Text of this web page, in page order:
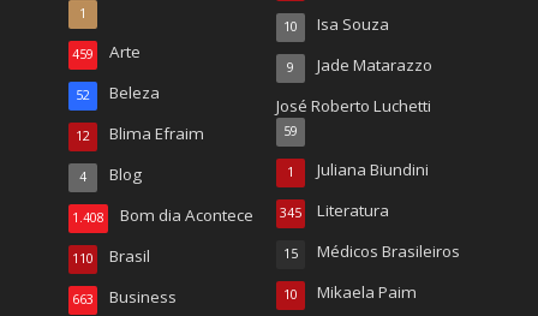
1
Arte
459
Beleza
52
Blima Efraim
12
Blog
4
Bom dia Acontece
1.408
Brasil
110
Business
663
Isa Souza
10
Jade Matarazzo
9
José Roberto Luchetti
59
Juliana Biundini
1
Literatura
345
Médicos Brasileiros
15
Mikaela Paim
10